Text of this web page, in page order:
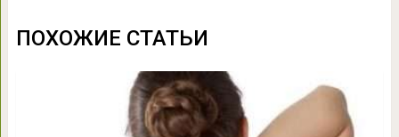
ПОХОЖИЕ СТАТЬИ